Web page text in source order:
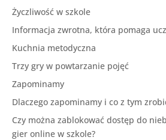
Życzliwość w szkole
Informacja zwrotna, która pomaga
Kuchnia metodyczna
Trzy gry w powtarzanie pojęć
Zapominamy
Dlaczego zapominamy i co z tym
Czy można zablokować dostęp do
gier online w szkole?